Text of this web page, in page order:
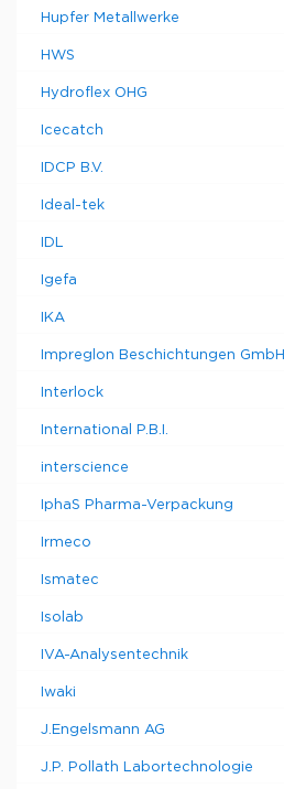
Hupfer Metallwerke
HWS
Hydroflex OHG
Icecatch
IDCP B.V.
Ideal-tek
IDL
Igefa
IKA
Impreglon Beschichtungen GmbH
Interlock
International P.B.I.
interscience
IphaS Pharma-Verpackung
Irmeco
Ismatec
Isolab
IVA-Analysentechnik
Iwaki
J.Engelsmann AG
J.P. Pollath Labortechnologie